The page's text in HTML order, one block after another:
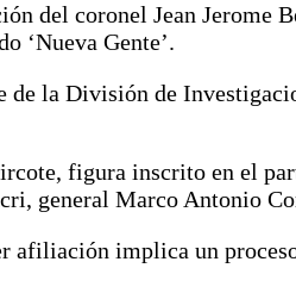
del coronel Jean Jerome
‘Nueva Gente’.
la División de
figura inscrito en el
general Marco Antonio
afiliación implica un